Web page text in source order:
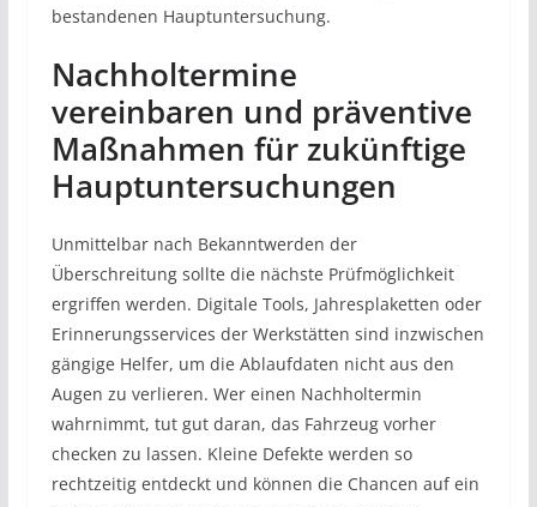
bestandenen Hauptuntersuchung.
Nachholtermine
vereinbaren und präventive
Maßnahmen für zukünftige
Hauptuntersuchungen
Unmittelbar nach Bekanntwerden der
Überschreitung sollte die nächste Prüfmöglichkeit
ergriffen werden. Digitale Tools, Jahresplaketten oder
Erinnerungsservices der Werkstätten sind inzwischen
gängige Helfer, um die Ablaufdaten nicht aus den
Augen zu verlieren. Wer einen Nachholtermin
wahrnimmt, tut gut daran, das Fahrzeug vorher
checken zu lassen. Kleine Defekte werden so
rechtzeitig entdeckt und können die Chancen auf ein